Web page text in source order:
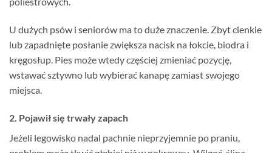
U dużych psów i seniorów ma to duże znaczenie. Zbyt cienkie
lub zapadnięte posłanie zwiększa nacisk na łokcie, biodra i
kręgosłup. Pies może wtedy częściej zmieniać pozycję,
wstawać sztywno lub wybierać kanapę zamiast swojego
miejsca.
2. Pojawił się trwały zapach
Jeżeli legowisko nadal pachnie nieprzyjemnie po praniu,